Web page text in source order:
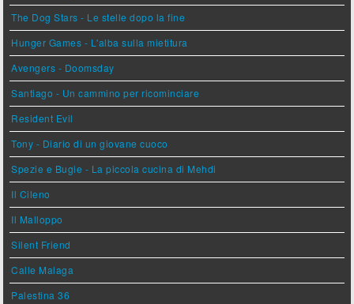
The Dog Stars - Le stelle dopo la fine
Hunger Games - L'alba sulla mietitura
Avengers - Doomsday
Santiago - Un cammino per ricominciare
Resident Evil
Tony - Diario di un giovane cuoco
Spezie e Bugie - La piccola cucina di Mehdi
Il Cileno
Il Malloppo
Silent Friend
Calle Malaga
Palestina 36